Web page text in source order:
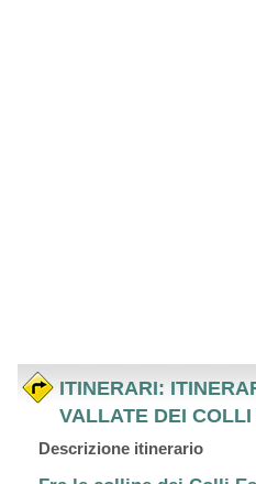
ITINERARI:
VALLATE DEI COLLI
Descrizione itinerario